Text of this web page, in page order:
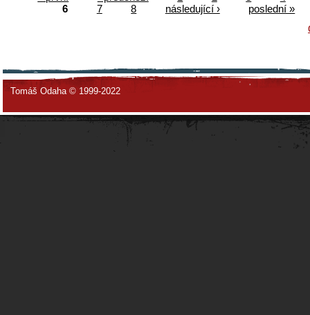
6
7 8 následující ›
poslední »
Tomáš Odaha © 1999-2022